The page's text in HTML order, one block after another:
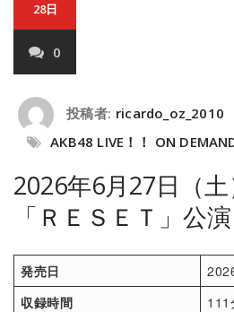
28日
0
投稿者: ricardo_oz_2010
AKB48 LIVE！！ ON
2026年6月27日（
「ＲＥＳＥＴ」公演
発売日
収録時間
111